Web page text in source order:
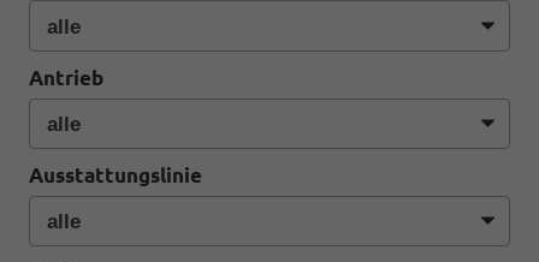
Antrieb
Ausstattungslinie